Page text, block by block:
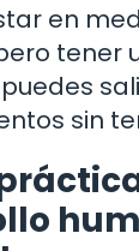
en
tener
sin